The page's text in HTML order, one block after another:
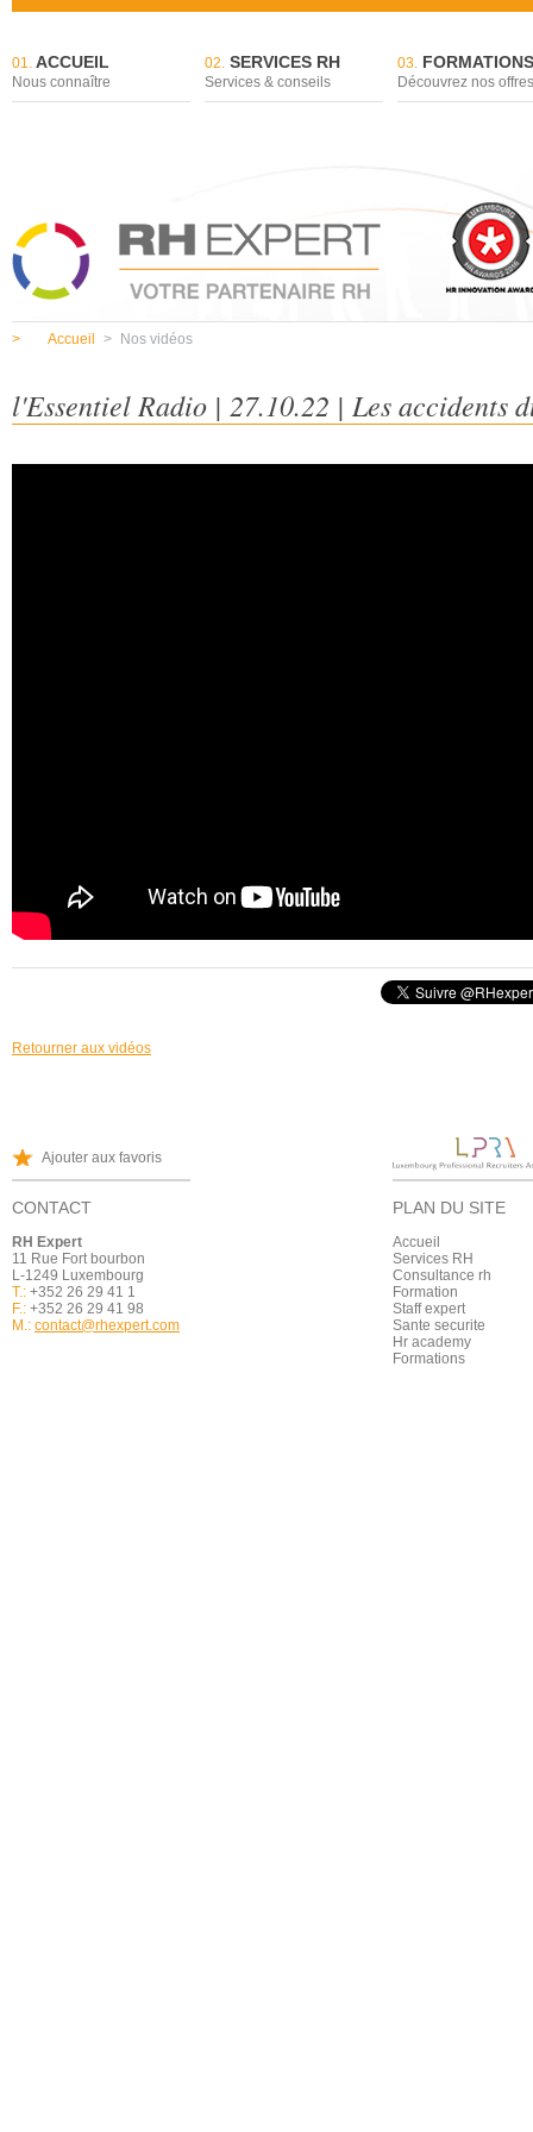
01. ACCUEIL
Nous connaître
02. SERVICES RH
Services & conseils
03. FORMATIONS
Découvrez nos offres
> Accueil > Nos vidéos
l'Essentiel Radio | 27.10.22 | Les accidents
Retourner aux vidéos
Ajouter aux favoris
CONTACT
RH Expert
11 Rue Fort bourbon
L-1249 Luxembourg
T.: +352 26 29 41 1
F.: +352 26 29 41 98
M.: contact@rhexpert.com
PLAN DU SITE
Accueil
Services RH
Consultance rh
Formation
Staff expert
Sante securite
Hr academy
Formations